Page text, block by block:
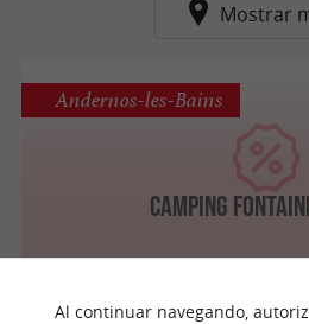
Mostrar
Camping
Andernos-les-Bains
Al continuar navegando,